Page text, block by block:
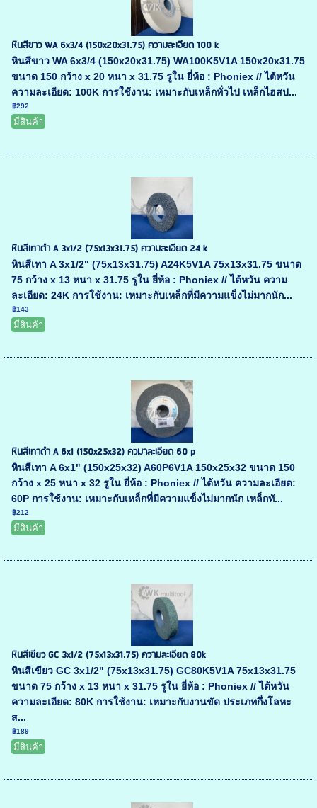
หินสีขาว WA 6x3/4 (150x20x31.75) ความละเอียด 100 k
หินสีขาว WA 6x3/4 (150x20x31.75) WA100K5V1A 150x20x31.75
ขนาด 150 กว้าง x 20 หนา x 31.75 รูใน ยี่ห้อ : Phoniex // ไต้หวัน
ความละเอียด: 100K การใช้งาน: เหมาะกับเหล็กทั่วไป เหล็กไฮสป...
฿292
มีสินค้า
หินสีเทาดำ A 3x1/2 (75x13x31.75) ความละเอียด 24 k
หินสีเทา A 3x1/2" (75x13x31.75) A24K5V1A 75x13x31.75 ขนาด
75 กว้าง x 13 หนา x 31.75 รูใน ยี่ห้อ : Phoniex // ไต้หวัน ความ
ละเอียด: 24K การใช้งาน: เหมาะกับเหล็กที่มีความแข็งไม่มากนัก...
฿143
มีสินค้า
หินสีเทาดำ A 6x1 (150x25x32) ควมาละเอียด 60 p
หินสีเทา A 6x1" (150x25x32) A60P6V1A 150x25x32 ขนาด 150
กว้าง x 25 หนา x 32 รูใน ยี่ห้อ : Phoniex // ไต้หวัน ความละเอียด:
60P การใช้งาน: เหมาะกับเหล็กที่มีความแข็งไม่มากนัก เหล็กทั...
฿212
มีสินค้า
หินสีเขียว GC 3x1/2 (75x13x31.75) ความละเอียด 80k
หินสีเขียว GC 3x1/2" (75x13x31.75) GC80K5V1A 75x13x31.75
ขนาด 75 กว้าง x 13 หนา x 31.75 รูใน ยี่ห้อ : Phoniex // ไต้หวัน
ความละเอียด: 80K การใช้งาน: เหมาะกับงานขัด ประเภทกึ่งโลหะ
ส...
฿189
มีสินค้า